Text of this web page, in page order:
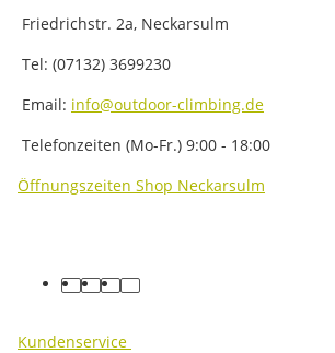
Friedrichstr. 2a, Neckarsulm
Tel: (07132) 3699230
Email: info@outdoor-climbing.de
Telefonzeiten (Mo-Fr.) 9:00 - 18:00
Öffnungszeiten Shop Neckarsulm
facebook
youtube
instagram
tiktok
Kundenservice